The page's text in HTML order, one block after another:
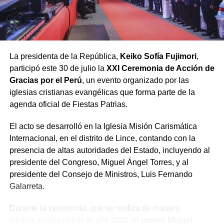
venta de sentencias judiciales y actos de corrupción
ciudadana.
anhelada reconciliación en un país «herido y dividido»,
es imperativo realizar dos renuncias:
Renunciar a la
calificó como el «virus
del poder», yrenunciar
a la «acusación
crónica», considerada
La presidenta de la República, Keiko Sofía Fujimori,
participó este 30 de julio la XXI Ceremonia de Acción de
Gracias por el Perú, un evento organizado por las
iglesias cristianas evangélicas que forma parte de la
agenda oficial de Fiestas Patrias.
El acto se desarrolló en la Iglesia Misión Carismática
Internacional, en el distrito de Lince, contando con la
presencia de altas autoridades del Estado, incluyendo al
presidente del Congreso, Miguel Ángel Torres, y al
presidente del Consejo de Ministros, Luis Fernando
Galarreta.
Durante la ceremonia, que se realiza de manera